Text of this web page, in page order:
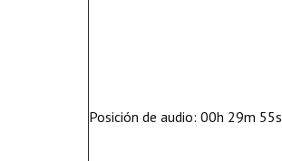
Posición de audio: 00h 29m 55s